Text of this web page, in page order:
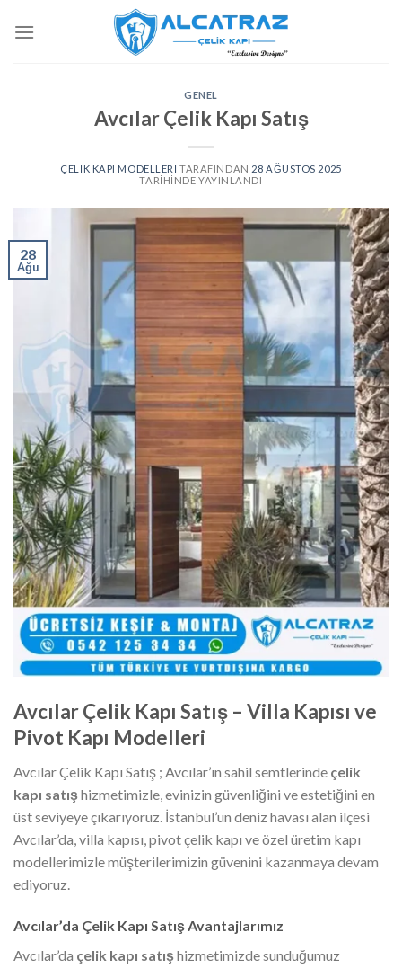
atla
GENEL
Avcılar Çelik Kapı Satış
ÇELIK KAPI MODELLERI TARAFINDAN 28 AĞUSTOS 2025
TARIHINDE YAYINLANDI
28
Ağu
Avcılar Çelik Kapı Satış – Villa Kapısı ve
Pivot Kapı Modelleri
Avcılar Çelik Kapı Satış ; Avcılar’ın sahil semtlerinde çelik
kapı satışhizmetimizle, evinizin güvenliğini ve estetiğini en
üst seviyeye çıkarıyoruz. İstanbul’un deniz havası alan ilçesi
Avcılar’da, villa kapısı, pivot çelik kapı ve özel üretim kapı
modellerimizle müşterilerimizin güvenini kazanmaya devam
ediyoruz.
Avcılar’da Çelik Kapı Satış Avantajlarımız
Avcılar’da çelik kapı satışhizmetimizde sunduğumuz